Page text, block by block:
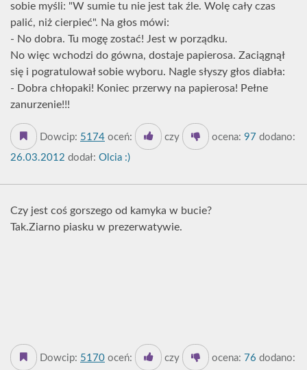
sobie myśli: "W sumie tu nie jest tak źle. Wolę cały czas
palić, niż cierpieć". Na głos mówi:
- No dobra. Tu mogę zostać! Jest w porządku.
No więc wchodzi do gówna, dostaje papierosa. Zaciągnął
się i pogratulował sobie wyboru. Nagle słyszy głos diabła:
- Dobra chłopaki! Koniec przerwy na papierosa! Pełne
zanurzenie!!!
Dowcip: 5174 oceń: czy ocena: 97 dodano:
26.03.2012 dodał: Olcia :)
Czy jest coś gorszego od kamyka w bucie?
Tak.Ziarno piasku w prezerwatywie.
Dowcip: 5170 oceń: czy ocena: 76 dodano: